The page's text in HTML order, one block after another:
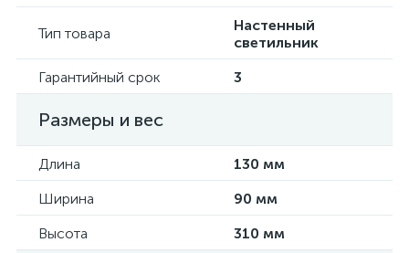
Тип товара
Настенный
светильник
Гарантийный срок
3
Размеры и вес
Длина
130 мм
Ширина
90 мм
Высота
310 мм